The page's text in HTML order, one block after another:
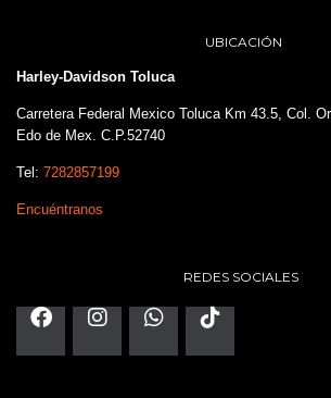
UBICACIÓN
Harley-Davidson Toluca
Carretera Federal Mexico Toluca Km 43.5, Col.
Edo de Mex. C.P.52740
Tel: 7282857199
Encuéntranos
REDES SOCIALES